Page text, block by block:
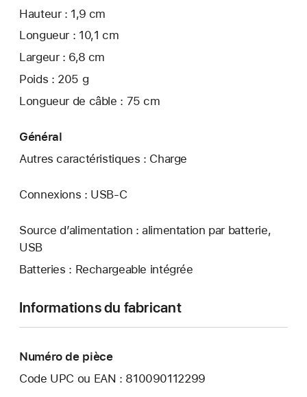
Hauteur : 1,9 cm
Longueur : 10,1 cm
Largeur : 6,8 cm
Poids : 205 g
Longueur de câble : 75 cm
Général
Autres caractéristiques : Charge
Connexions : USB‑C
Source d’alimentation : alimentation par batterie,
USB
Batteries : Rechargeable intégrée
Informations du fabricant
Numéro de pièce
Code UPC ou EAN : 810090112299